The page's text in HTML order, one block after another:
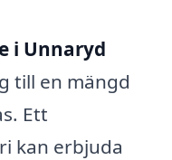
i Unnaryd
till en mängd
Ett
kan erbjuda